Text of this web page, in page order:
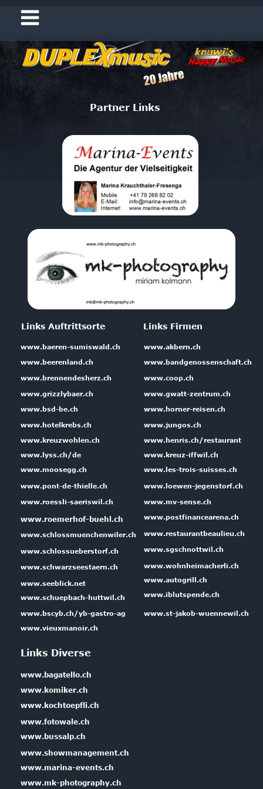
Partner Links
www.beerenland.ch
www.brennendesherz.ch
www.grizzlybaer.ch
www.bsd-be.ch
www.hotelkrebs.ch
www.kreuzwohlen.ch
www.lyss.ch/de
www.moosegg.ch
www.pont-de-thielle.ch
www.roessli-saeriswil.ch
www.schlossmuenchenwiler.ch
www.schlossueberstorf.ch
www.schuepbach-huttwil.ch
www.schwarzseestaern.ch
www.seeblick.net
www.bscyb.ch/yb-gastro-ag
www.roemerhof-buehl.ch
www.vieuxmanoir.ch
Links Auftrittsorte
www.baeren-sumiswald.ch www.akbern.ch
www.autogrill.ch
www.bandgenossenschaft.ch
www.coop.ch
www.gwatt-zentrum.ch
www.sgschnottwil.ch
www.horner-reisen.ch
www.jungos.ch
www.kreuz-iffwil.ch
www.les-trois-suisses.ch
www.loewen-jegenstorf.ch
www.mv-sense.ch
www.postfinancearena.ch
www.restaurantbeaulieu.ch
www.iblutspende.ch
www.henris.ch/restaurant
www.wohnheimacherli.ch
www.st-jakob-wuennewil.ch
Links Firmen
www.bagatello.ch
www.showmanagement.ch
www.bussalp.ch
www.kochtoepfli.ch
www.fotowale.ch
www.komiker.ch
Links Diverse
www.marina-events.ch
www.mk-photography.ch